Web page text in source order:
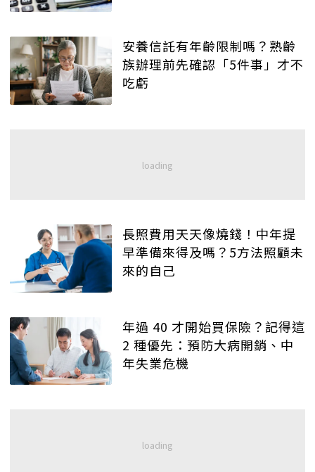
安養信託有年齡限制嗎？熟齡
族辦理前先確認「5件事」才不
吃虧
長照費用天天像燒錢！中年提
早準備來得及嗎？5方法照顧未
來的自己
年過 40 才開始買保險？記得這
2 種優先：預防大病開銷、中
年失業危機